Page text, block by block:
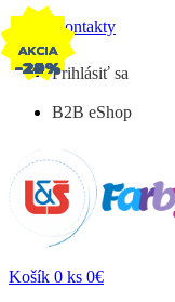
Kontakty
Prihlásiť sa
B2B eShop
Košík 0 ks 0€
-24%
AKCIA
-25%
AKCIA
-22%
AKCIA
-29%
AKCIA